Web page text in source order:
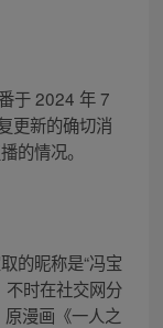
于 2024 年 7
更新的确切消
的情况。
的昵称是“冯宝
不时在社交网分
漫画《一人之